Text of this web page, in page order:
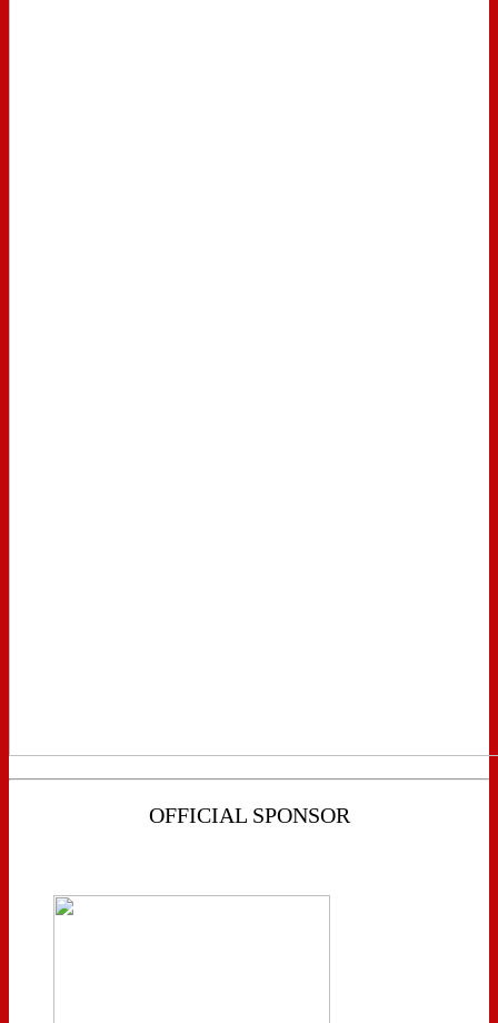
OFFICIAL SPONSOR